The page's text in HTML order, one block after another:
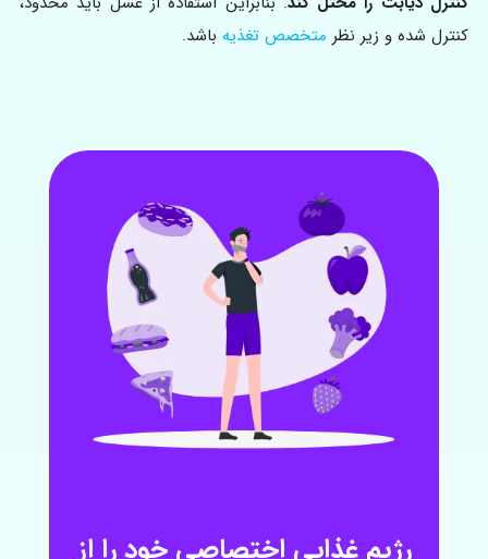
کنترل شده و زیر نظر متخصص تغذیهباشد.
رژیم غذایی اختصاصی خود را از